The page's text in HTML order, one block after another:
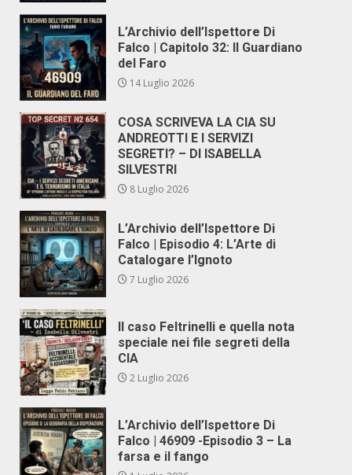
L’Archivio dell’Ispettore Di
Falco | Capitolo 32: Il Guardiano
del Faro
14 Luglio 2026
COSA SCRIVEVA LA CIA SU
ANDREOTTI E I SERVIZI
SEGRETI? – DI ISABELLA
SILVESTRI
8 Luglio 2026
L’Archivio dell’Ispettore Di
Falco | Episodio 4: L’Arte di
Catalogare l’Ignoto
7 Luglio 2026
Il caso Feltrinelli e quella nota
speciale nei file segreti della
CIA
2 Luglio 2026
L’Archivio dell’Ispettore Di
Falco | 46909 -Episodio 3 – La
farsa e il fango